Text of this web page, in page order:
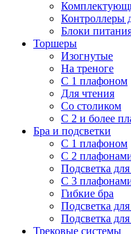
Контроллеры
Блоки
Торшеры
Изогнутые
На треноге
С 1 плафоном
Для чтения
Со столиком
С 2 и более
Бра и подсветки
С 1 плафоном
С 2
Подсветка
С 3
Гибкие бра
Подсветка для
Подсветка
Трековые системы